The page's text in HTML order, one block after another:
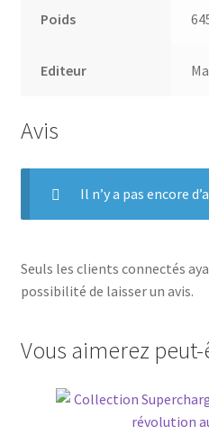
Poids
Editeur
Avis
Il n’y a pas encore
Seuls les clients connectés
possibilité de laisser un avis.
Vous aimerez